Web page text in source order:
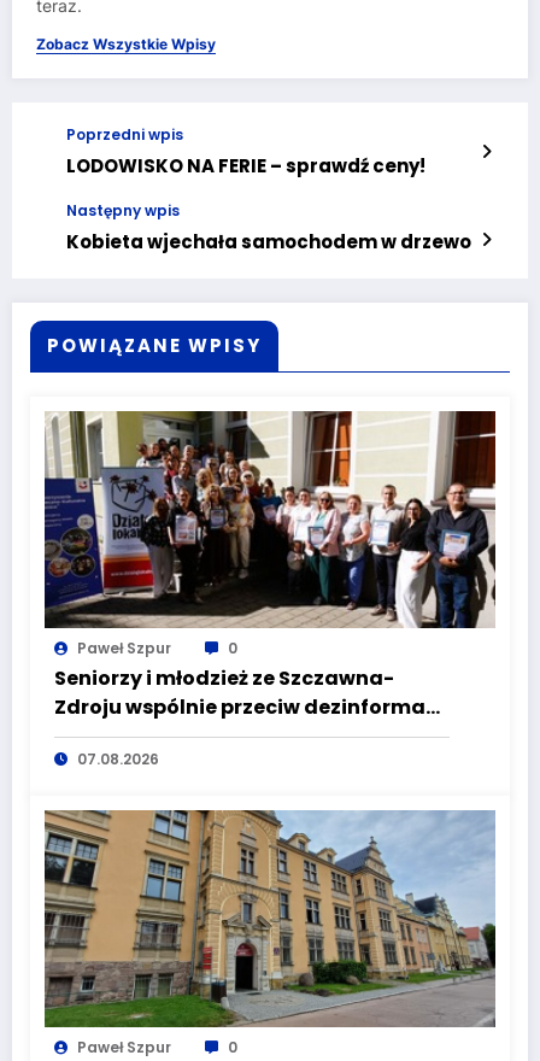
teraz.
Zobacz Wszystkie Wpisy
Poprzedni wpis
LODOWISKO NA FERIE – sprawdź ceny!
Następny wpis
Kobieta wjechała samochodem w drzewo
POWIĄZANE WPISY
Paweł Szpur 0
Seniorzy i młodzież ze Szczawna-
Zdroju wspólnie przeciw dezinformacji
i manipulacji
07.08.2026
Paweł Szpur 0